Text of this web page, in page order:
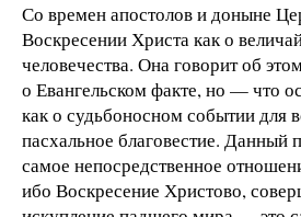
Со времен апостолов и доныне
Воскресении Христа как о
человечества. Она говорит об
о Евангельском факте, но — что
как о судьбоносном событии для
пасхальное благовестие. Данный
самое непосредственное
ибо Воскресение Христово,